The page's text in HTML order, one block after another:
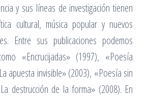
y sus líneas de investigación tienen
cultural, música popular y nuevos
Entre sus publicaciones podemos
«Encrucijadas» (1997), «Poesía
apuesta invisible» (2003), «Poesía sin
destrucción de la forma» (2008). En